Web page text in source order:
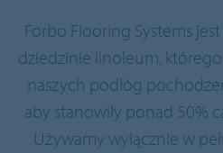
Forbo Flooring Systems
dziedzinie linoleum,
naszych podłóg
aby stanowiły ponad 50%
Używamy wyłącznie w